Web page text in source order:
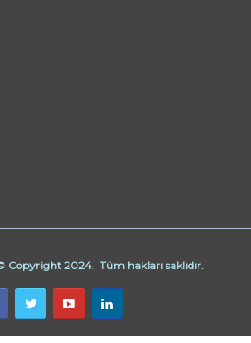
Copyright 2024. Tüm hakları saklıdır.